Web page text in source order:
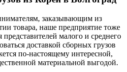
заказывающим из
товара, наше предприятие тоже
малого и среднего
доставкой сборных грузов
по-настоящему интересной,
материальной выгодой.